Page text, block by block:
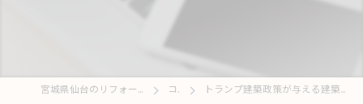
宮城県仙台のリフォームなら株式会社サンエスリフォーム コラム トランプ建築政策が与える建築業界と今後の建築動向への影響を実務目線で分析